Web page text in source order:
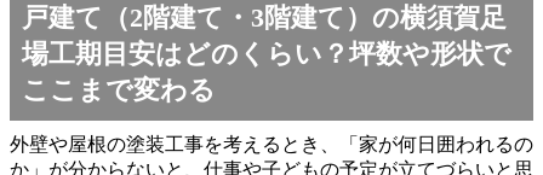
戸建て（2階建て・3階建て）の横須賀足
場工期目安はどのくらい？坪数や形状で
ここまで変わる
外壁や屋根の塗装工事を考えるとき、「家が何日囲われるの
か」が分からないと、仕事や子どもの予定が立てづらいと思